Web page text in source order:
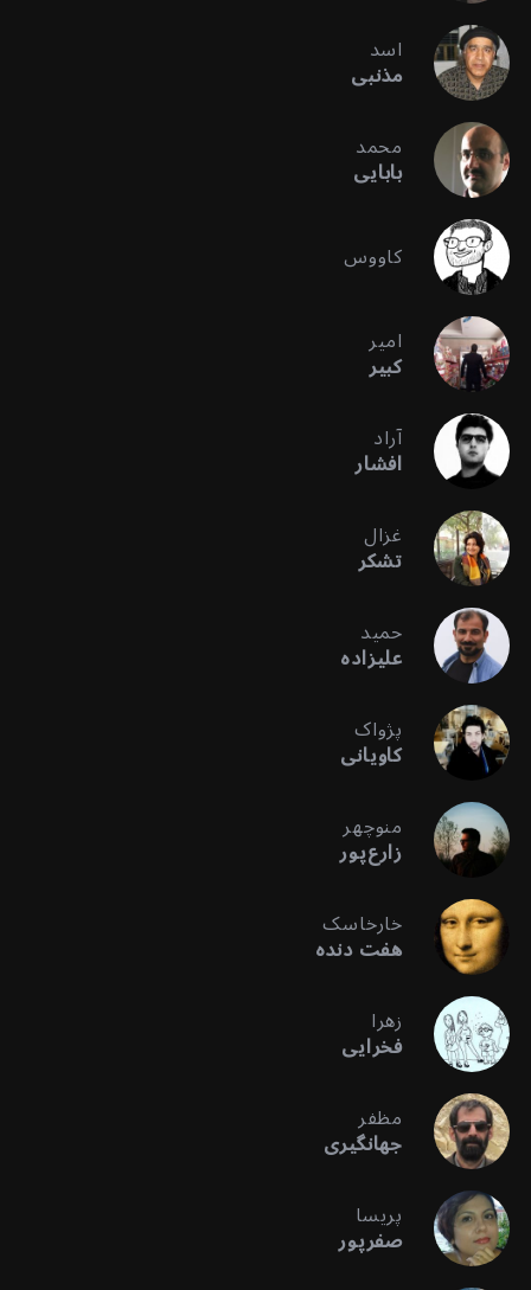
اسد
مذنبی
محمد
بابایی
کاووس
امیر
کبیر
آراد
افشار
غزال
تشکر
حمید
علیزاده
پژواک
کاویانی
منوچهر
زارع‌پور
خارخاسک
هفت دنده
زهرا
فخرایی
مظفر
جهانگیری
پریسا
صفرپور